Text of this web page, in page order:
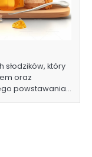
który
oraz
powstawania…